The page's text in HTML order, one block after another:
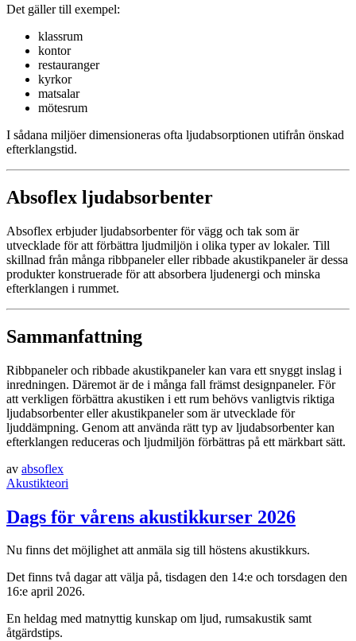
Det gäller till exempel:
klassrum
kontor
restauranger
kyrkor
matsalar
mötesrum
I sådana miljöer dimensioneras ofta ljudabsorptionen utifrån önskad
efterklangstid.
Absoflex ljudabsorbenter
Absoflex erbjuder ljudabsorbenter för vägg och tak som är
utvecklade för att förbättra ljudmiljön i olika typer av lokaler. Till
skillnad från många ribbpaneler eller ribbade akustikpaneler är dessa
produkter konstruerade för att absorbera ljudenergi och minska
efterklangen i rummet.
Sammanfattning
Ribbpaneler och ribbade akustikpaneler kan vara ett snyggt inslag i
inredningen. Däremot är de i många fall främst designpaneler. För
att verkligen förbättra akustiken i ett rum behövs vanligtvis riktiga
ljudabsorbenter eller akustikpaneler som är utvecklade för
ljuddämpning. Genom att använda rätt typ av ljudabsorbenter kan
efterklangen reduceras och ljudmiljön förbättras på ett märkbart sätt.
av absoflex
Akustikteori
Dags för vårens akustikkurser 2026
Nu finns det möjlighet att anmäla sig till höstens akustikkurs.
Det finns två dagar att välja på, tisdagen den 14:e och torsdagen den
16:e april 2026.
En heldag med matnyttig kunskap om ljud, rumsakustik samt
åtgärdstips.